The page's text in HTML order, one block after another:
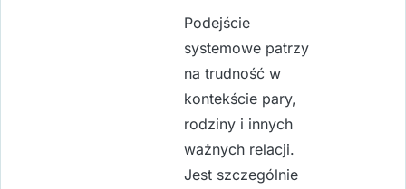
Podejście
systemowe patrzy
na trudność w
kontekście pary,
rodziny i innych
ważnych relacji.
Jest szczególnie